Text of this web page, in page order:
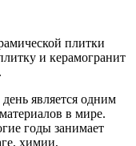
плитки
и керамогранит
является одним
в мире.
годы занимает
химии,